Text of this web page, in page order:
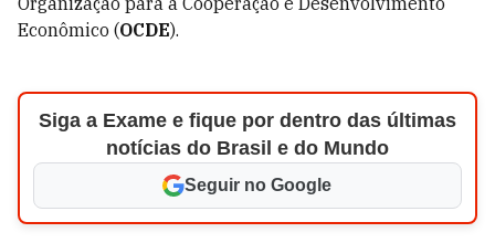
Econômico (OCDE).
Siga a Exame e fique por dentro das últimas
notícias do Brasil e do Mundo
Seguir no Google